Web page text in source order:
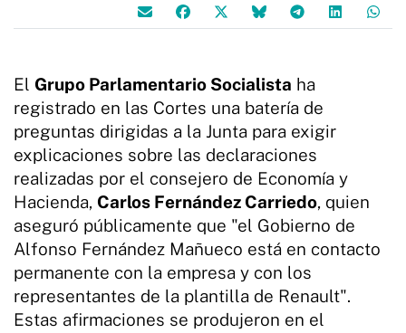
El Grupo Parlamentario Socialista ha
registrado en las Cortes una batería de
preguntas dirigidas a la Junta para exigir
explicaciones sobre las declaraciones
realizadas por el consejero de Economía y
Hacienda, Carlos Fernández Carriedo, quien
aseguró públicamente que "el Gobierno de
Alfonso Fernández Mañueco está en contacto
permanente con la empresa y con los
representantes de la plantilla de Renault".
Estas afirmaciones se produjeron en el